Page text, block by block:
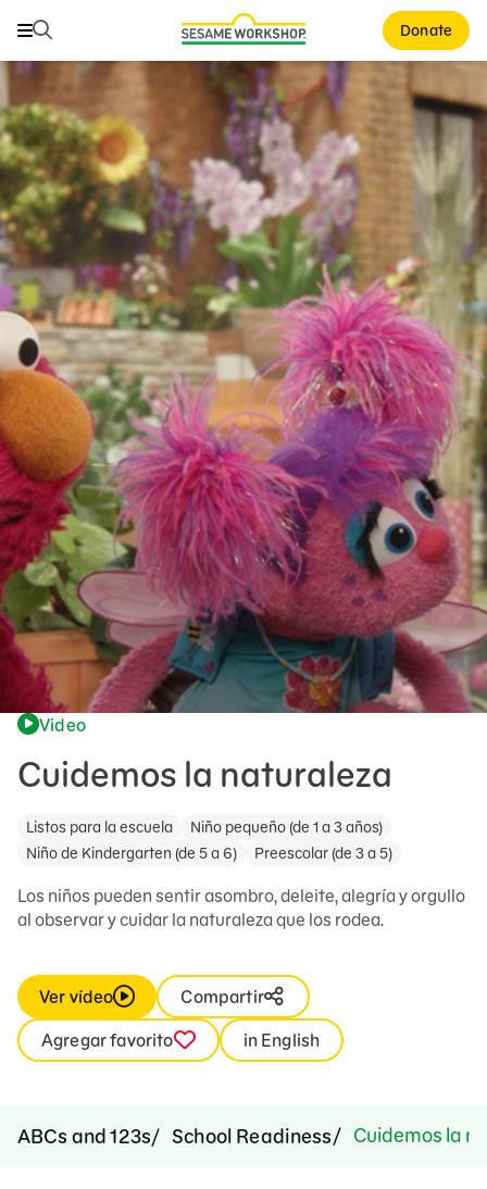
Buscar Donate
Buscar
Family Resources
ABCs and 123s
Healthy Minds and Bodies
Tough Topics
Courses and Webinars
Games and Storybooks
Our Work
About Us
Support Us
Video
Cuidemos la naturaleza
Listos para la escuela
Niño pequeño (de 1 a 3 años)
Niño de Kindergarten (de 5 a 6)
Preescolar (de 3 a 5)
Los niños pueden sentir asombro, deleite, alegría y orgullo
al observar y cuidar la naturaleza que los rodea.
Ver vídeo
Compartir
Agregar favorito
in English
ABCs and 123s School Readiness Cuidemos la